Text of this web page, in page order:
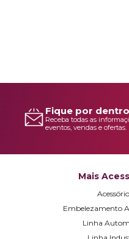
Fique por
Receba todas as
eventos, vendas e ofertas.
Mais
Embelezamento
Linha
Linha